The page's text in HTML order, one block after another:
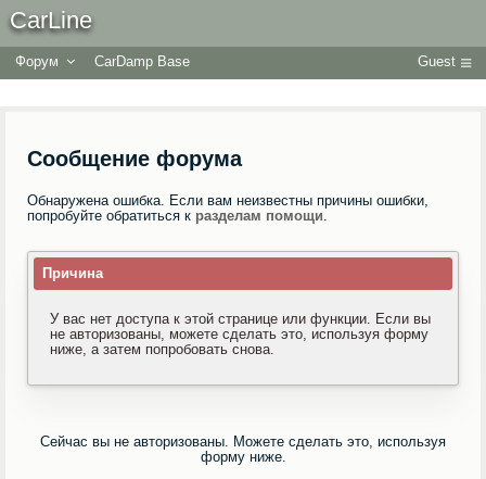
CarLine
Форум CarDamp Base Guest
Сообщение форума
Обнаружена ошибка. Если вам неизвестны причины ошибки,
попробуйте обратиться к разделам помощи.
Причина
У вас нет доступа к этой странице или функции. Если вы
не авторизованы, можете сделать это, используя форму
ниже, а затем попробовать снова.
Сейчас вы не авторизованы. Можете сделать это, используя
форму ниже.